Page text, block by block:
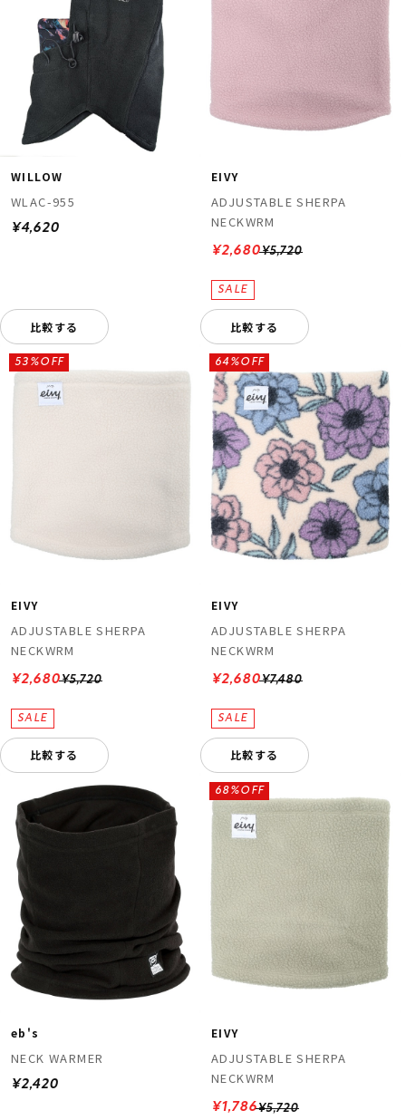
WILLOW
WLAC-955
¥4,620
比較する
EIVY
ADJUSTABLE SHERPA
NECKWRM
¥5,720
¥2,680
比較する
EIVY
ADJUSTABLE SHERPA
NECKWRM
¥5,720
53%OFF
¥2,680
比較する
EIVY
ADJUSTABLE SHERPA
NECKWRM
¥7,480
64%OFF
¥2,680
比較する
eb's
NECK WARMER
¥2,420
EIVY
ADJUSTABLE SHERPA
NECKWRM
¥5,720
68%OFF
¥1,786